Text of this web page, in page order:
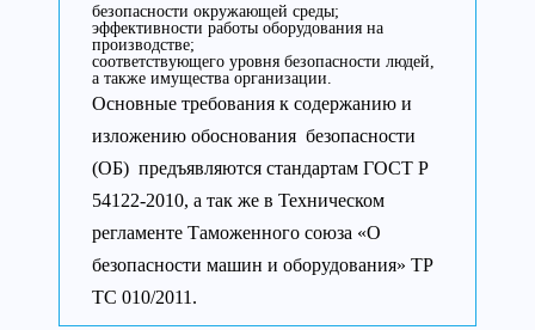
безопасности окружающей среды;
эффективности работы оборудования на
производстве;
соответствующего уровня безопасности людей,
а также имущества организации.
Основные требования к содержанию и
изложению обоснования безопасности
(ОБ) предъявляются стандартам ГОСТ Р
54122-2010, а так же в Техническом
регламенте Таможенного союза «О
безопасности машин и оборудования» ТР
ТС 010/2011.